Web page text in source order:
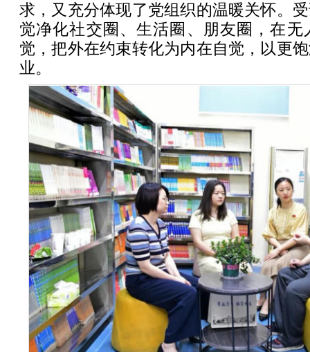
求，又充分体现了党组织的温暖关怀。
觉净化社交圈、生活圈、朋友圈，在无
觉，把外在约束转化为内在自觉，以更
业。